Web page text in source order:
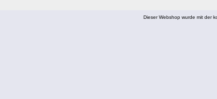
Dieser Webshop wurde mit der